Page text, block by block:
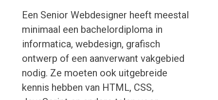
Een Senior Webdesigner heeft meestal
minimaal een bachelordiploma in
informatica, webdesign, grafisch
ontwerp of een aanverwant vakgebied
nodig. Ze moeten ook uitgebreide
kennis hebben van HTML, CSS,